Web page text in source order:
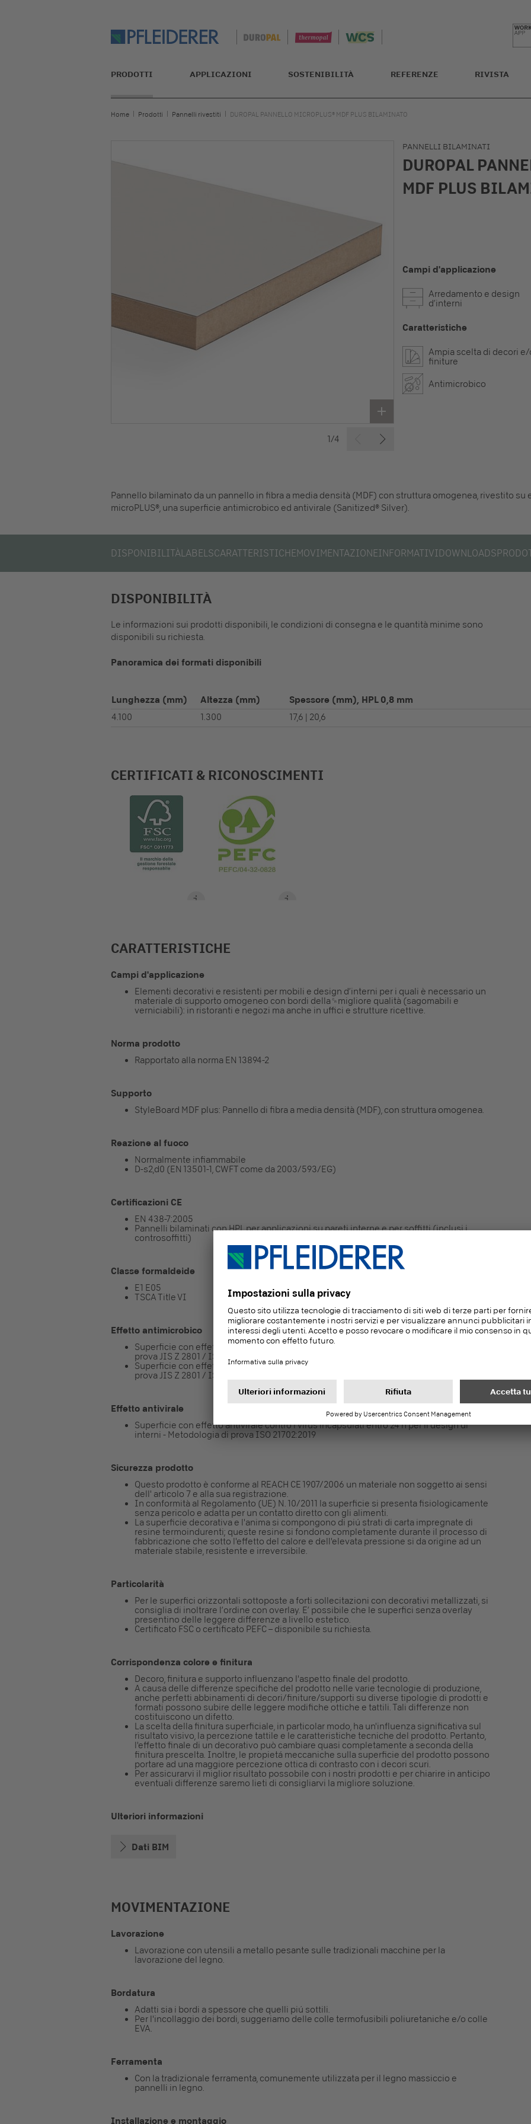
PRODOTTI APPLICAZIONI SOSTENIBILITÀ REFERENZE RIVISTA
Home Prodotti Pannelli rivestiti DUROPAL PANNELLO MICROPLUS® MDF PLUS BILAMINATO
1/4
PANNELLI BILAMINATI
DUROPAL
MDF PLUS
Campi d'applicazione
Arredamento e design
d’interni
Caratteristiche
Ampia scelta di decori e/
finiture
Antimicrobico
Pannello bilaminato da un pannello in fibra a media densità (MDF) con struttura omogenea, rivestito su
microPLUS®, una superficie antimicrobico ed antivirale (Sanitized® Silver).
DISPONIBILITÀLABELSCARATTERISTICHEMOVIMENTAZIONEINFORMATIVIDOWNLOADS
DISPONIBILITÀ
Le informazioni sui prodotti disponibili, le condizioni di consegna e le quantità minime sono
disponibili su richiesta.
Panoramica dei formati disponibili
Lunghezza (mm) Altezza (mm) Spessore (mm), HPL 0,8 mm
4.100 1.300 17,6 | 20,6
CERTIFICATI & RICONOSCIMENTI
CARATTERISTICHE
Campi d'applicazione
Elementi decorativi e resistenti per mobili e design d’interni per i quali è necessario un
materiale di supporto omogeneo con bordi della␍migliore qualità (sagomabili e
verniciabili): in ristoranti e negozi ma anche in uffici e strutture ricettive.
Norma prodotto
Rapportato alla norma EN 13894-2
Supporto
StyleBoard MDF plus: Pannello di fibra a media densità (MDF), con struttura omogenea.
Reazione al fuoco
Normalmente infiammabile
D-s2,d0 (EN 13501-1, CWFT come da 2003/593/EG)
Certificazioni CE
EN 438-7:2005
Pannelli bilaminati con HPL per applicazioni su pareti interne e per soffitti (inclusi i
controsoffitti)
Classe formaldeide
E1 E05
TSCA Title VI
Effetto antimicrobico
Superficie con effetto antimicrobico entro 7 h per il design di interni – Metodologia di
prova JIS Z 2801 / ISO 22196
Superficie con effetto antimicrobico entro 24 h per il design di interni – Metodologia di
prova JIS Z 2801 / ISO 22196
Effetto antivirale
Superficie con effetto antivirale contro i virus incapsulati entro 24 h per il design di
interni - Metodologia di prova ISO 21702:2019
Sicurezza prodotto
Questo prodotto è conforme al REACH CE 1907/2006 un materiale non soggetto ai sensi
dell' articolo 7 e alla sua registrazione.
In conformità al Regolamento (UE) N. 10/2011 la superficie si presenta fisiologicamente
senza pericolo e adatta per un contatto diretto con gli alimenti.
La superficie decorativa e l'anima si compongono di piú strati di carta impregnate di
resine termoindurenti; queste resine si fondono completamente durante il processo di
fabbricazione che sotto l'effetto del calore e dell'elevata pressione si da origine ad un
materiale stabile, resistente e irreversibile.
Particolarità
Per le superfici orizzontali sottoposte a forti sollecitazioni con decorativi metallizzati, si
consiglia di inoltrare l’ordine con overlay. E’ possibile che le superfici senza overlay
presentino delle leggere differenze a livello estetico.
Certificato FSC o certificato PEFC – disponibile su richiesta.
Corrispondenza colore e finitura
Decoro, finitura e supporto influenzano l'aspetto finale del prodotto.
A causa delle differenze specifiche del prodotto nelle varie tecnologie di produzione,
anche perfetti abbinamenti di decori/finiture/supporti su diverse tipologie di prodotti e
formati possono subire delle leggere modifiche ottiche e tattili. Tali differenze non
costituiscono un difetto.
La scelta della finitura superficiale, in particolar modo, ha un'influenza significativa sul
risultato visivo, la percezione tattile e le caratteristiche tecniche del prodotto. Pertanto,
l'effetto finale di un decorativo può cambiare quasi completamente a seconda della
finitura prescelta. Inoltre, le propietá meccaniche sulla superficie del prodotto possono
portare ad una maggiore percezione ottica di contrasto con i decori scuri.
Per assicurarvi il miglior risultato possobile con i nostri prodotti e per chiarire in anticipo
eventuali differenze saremo lieti di consigliarvi la migliore soluzione.
Ulteriori informazioni
Dati BIM
MOVIMENTAZIONE
Lavorazione
Lavorazione con utensili a metallo pesante sulle tradizionali macchine per la
lavorazione del legno.
Bordatura
Adatti sia i bordi a spessore che quelli piú sottili.
Per l'incollaggio dei bordi, suggeriamo delle colle termofusibili poliuretaniche e/o colle
EVA.
Ferramenta
Con la tradizionale ferramenta, comunemente utilizzata per il legno massiccio e
pannelli in legno.
Installazione e montaggio